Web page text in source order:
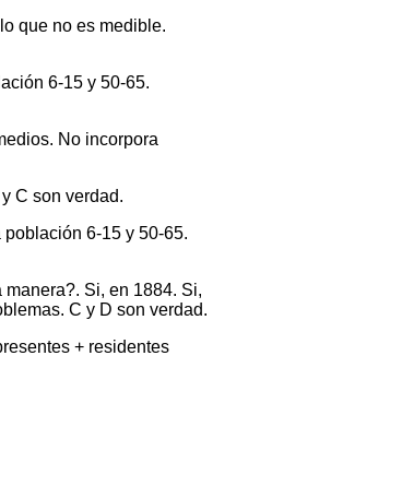
que no es medible.
6-15 y 50-65.
No incorpora
C son verdad.
6-15 y 50-65.
Si, en 1884. Si,
C y D son verdad.
+ residentes